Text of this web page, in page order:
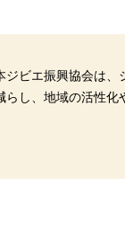
ジビエ振興協会は
らし、地域の活性化